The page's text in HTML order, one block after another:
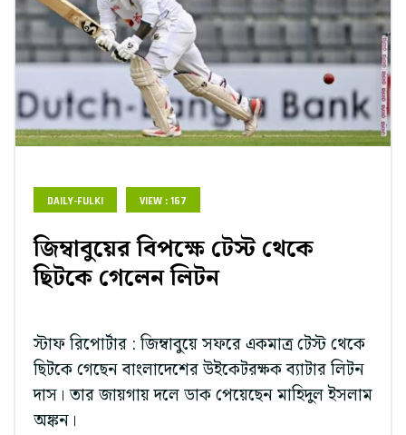
DAILY-FULKI VIEW : 167
জিম্বাবুয়ের বিপক্ষে টেস্ট থেকে
ছিটকে গেলেন লিটন
স্টাফ রিপোর্টার : জিম্বাবুয়ে সফরে একমাত্র টেস্ট থেকে
ছিটকে গেছেন বাংলাদেশের উইকেটরক্ষক ব্যাটার লিটন
দাস। তার জায়গায় দলে ডাক পেয়েছেন মাহিদুল ইসলাম
অঙ্কন।